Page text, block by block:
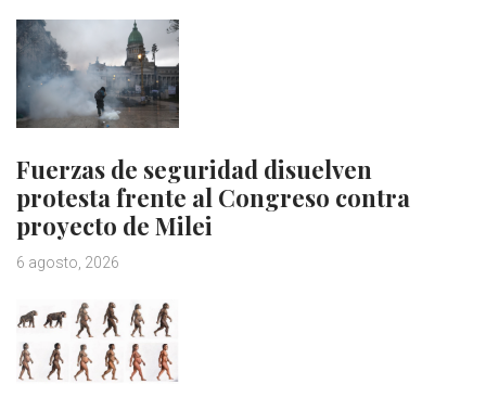
Fuerzas de seguridad disuelven
protesta frente al Congreso contra
proyecto de Milei
6 agosto, 2026